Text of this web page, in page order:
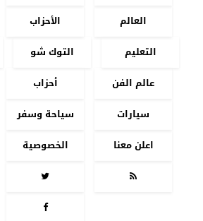
العالم
الأحزاب
التعليم
التوك شو
عالم الفن
أحزاب
سيارات
سياحة وسفر
اعلن معنا
الخصوصية


